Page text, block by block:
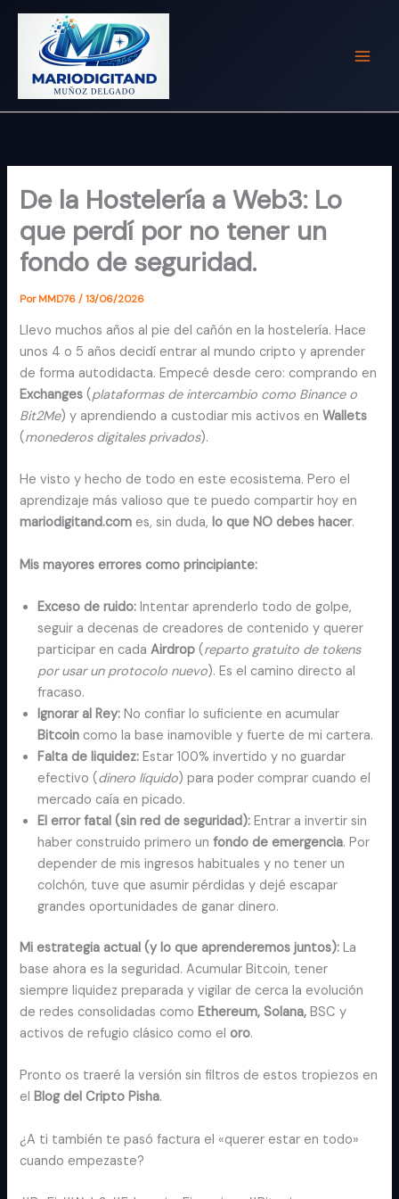
contenido
De la Hostelería a Web3: Lo
que perdí por no tener un
fondo de seguridad.
PorMMD76/13/06/2026
Llevo muchos años al pie del cañón en la hostelería. Hace
unos 4 o 5 años decidí entrar al mundo cripto y aprender
de forma autodidacta. Empecé desde cero: comprando en
Exchanges (plataformas de intercambio como Binance o
Bit2Me) y aprendiendo a custodiar mis activos enWallets
(monederos digitales privados).
He visto y hecho de todo en este ecosistema. Pero el
aprendizaje más valioso que te puedo compartir hoy en
mariodigitand.com es, sin duda,lo que NO debes hacer.
Mis mayores errores como principiante:
Exceso de ruido: Intentar aprenderlo todo de golpe,
seguir a decenas de creadores de contenido y querer
participar en cadaAirdrop (reparto gratuito de tokens
por usar un protocolo nuevo). Es el camino directo al
fracaso.
Ignorar al Rey: No confiar lo suficiente en acumular
Bitcoin como la base inamovible y fuerte de mi cartera.
Falta de liquidez: Estar 100% invertido y no guardar
efectivo (dinero líquido) para poder comprar cuando el
mercado caía en picado.
El error fatal (sin red de seguridad): Entrar a invertir sin
haber construido primero unfondo de emergencia. Por
depender de mis ingresos habituales y no tener un
colchón, tuve que asumir pérdidas y dejé escapar
grandes oportunidades de ganar dinero.
Mi estrategia actual (y lo que aprenderemos juntos): La
base ahora es la seguridad. Acumular Bitcoin, tener
siempre liquidez preparada y vigilar de cerca la evolución
de redes consolidadas comoEthereum, Solana,BSC y
activos de refugio clásico como eloro.
Pronto os traeré la versión sin filtros de estos tropiezos en
elBlog del Cripto Pisha.
¿A ti también te pasó factura el «querer estar en todo»
cuando empezaste?